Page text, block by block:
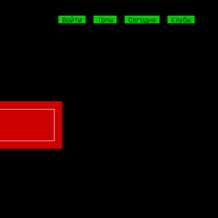
Войти !bnw Сегодня Клубы